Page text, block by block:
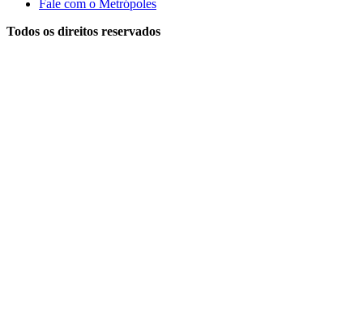
Fale com o Metrópoles
Todos os direitos reservados